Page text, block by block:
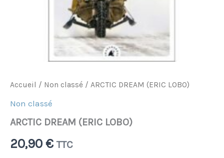
Accueil / Non classé / ARCTIC DREAM (ERIC LOBO)
Non classé
ARCTIC DREAM (ERIC LOBO)
20,90 € TTC